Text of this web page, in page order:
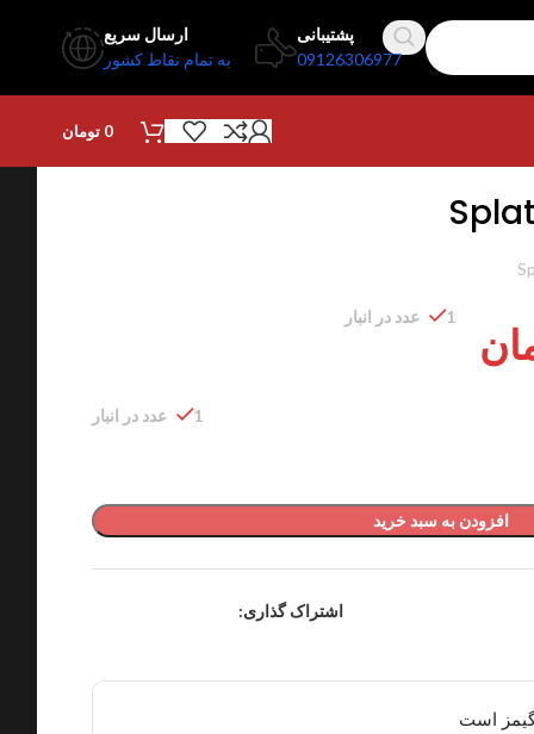
پشتیبانی
09126306977
ارسال سریع
به تمام نقاط کشور
0 تومان
1 عدد در انبار
1 عدد در انبار
افزودن به سبد خرید
اشتراک گذاری:
است